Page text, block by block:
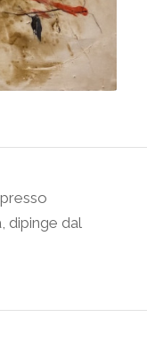
dipinge dal